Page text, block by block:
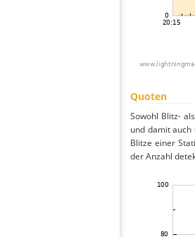
Quoten
Sowohl Blitz-
und damit
Blitze einer
der Anzahl